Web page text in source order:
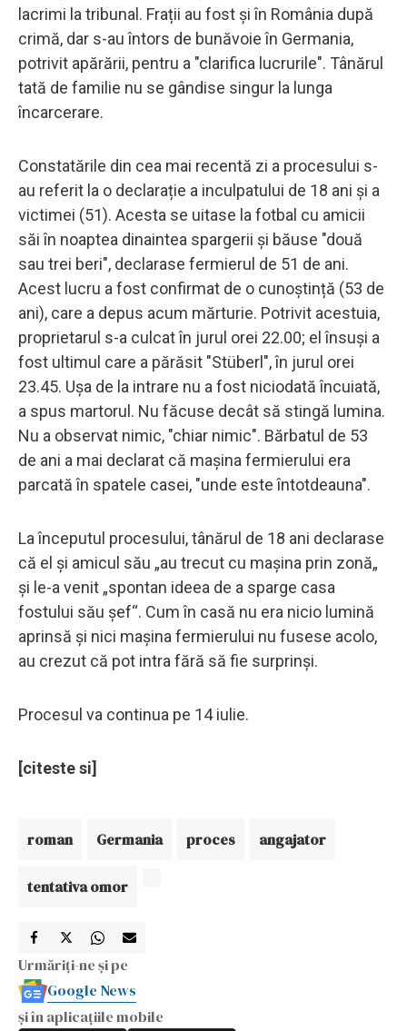
lacrimi la tribunal. Frații au fost și în România după
crimă, dar s-au întors de bunăvoie în Germania,
potrivit apărării, pentru a "clarifica lucrurile". Tânărul
tată de familie nu se gândise singur la lunga
încarcerare.
Constatările din cea mai recentă zi a procesului s-
au referit la o declarație a inculpatului de 18 ani și a
victimei (51). Acesta se uitase la fotbal cu amicii
săi în noaptea dinaintea spargerii și băuse "două
sau trei beri", declarase fermierul de 51 de ani.
Acest lucru a fost confirmat de o cunoștință (53 de
ani), care a depus acum mărturie. Potrivit acestuia,
proprietarul s-a culcat în jurul orei 22.00; el însuși a
fost ultimul care a părăsit "Stüberl", în jurul orei
23.45. Ușa de la intrare nu a fost niciodată încuiată,
a spus martorul. Nu făcuse decât să stingă lumina.
Nu a observat nimic, "chiar nimic". Bărbatul de 53
de ani a mai declarat că mașina fermierului era
parcată în spatele casei, "unde este întotdeauna".
La începutul procesului, tânărul de 18 ani declarase
că el și amicul său „au trecut cu mașina prin zonă„
și le-a venit „spontan ideea de a sparge casa
fostului său șef“. Cum în casă nu era nicio lumină
aprinsă și nici mașina fermierului nu fusese acolo,
au crezut că pot intra fără să fie surprinși.
Procesul va continua pe 14 iulie.
[citeste si]
roman Germania proces angajator
tentativa omor
Urmăriți-ne și pe
Google News
și în aplicațiile mobile